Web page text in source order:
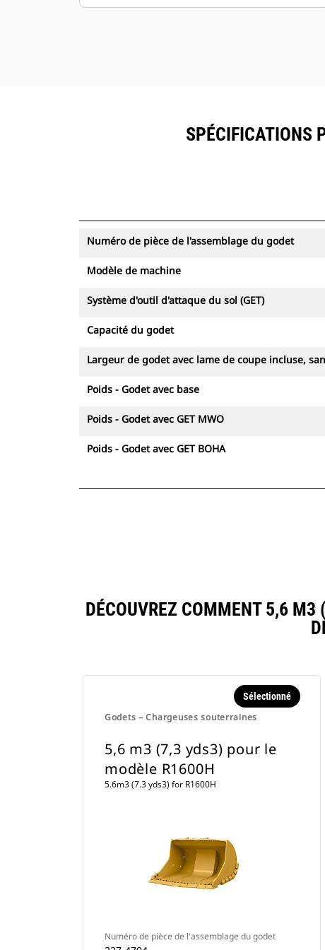
permettent une force d'arrachage
SPÉCIFICATIONS
Numéro de pièce de l'assemblage du godet
Modèle de machine
Système d'outil d'attaque du sol (GET)
Capacité du godet
Largeur de godet avec lame de coupe incluse,
Poids - Godet avec base
Poids - Godet avec GET MWO
Poids - Godet avec GET BOHA
DÉCOUVREZ COMMENT 5,6
Godets – Chargeuses souterraines
Sélectionné
5,6 m3 (7,3 yds3) pour le
modèle R1600H
5.6m3 (7.3 yds3) for R1600H
Numéro de pièce de l'assemblage du godet